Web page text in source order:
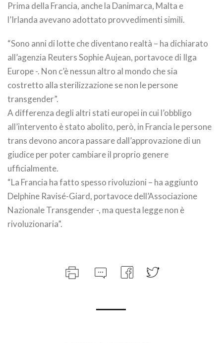
Prima della Francia, anche la Danimarca, Malta e
l’Irlanda avevano adottato provvedimenti simili.
“Sono anni di lotte che diventano realtà – ha dichiarato
all’agenzia Reuters Sophie Aujean, portavoce di Ilga
Europe -. Non c’è nessun altro al mondo che sia
costretto alla sterilizzazione se non le persone
transgender”.
A differenza degli altri stati europei in cui l’obbligo
all’intervento è stato abolito, però, in Francia le persone
trans devono ancora passare dall’approvazione di un
giudice per poter cambiare il proprio genere
ufficialmente.
“La Francia ha fatto spesso rivoluzioni – ha aggiunto
Delphine Ravisé-Giard, portavoce dell’Associazione
Nazionale Transgender -, ma questa legge non è
rivoluzionaria”.